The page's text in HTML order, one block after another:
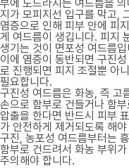
부에 도드라지는 여드름을
지가 모피지선 입구를 막고,
염증으로 인해 피부 안에 피
게 여드름이 생깁니다. 피지
생기는 것이 면포성 여드름입
이에 염증이 동반되면 구진
로 진행되면 피지 조절뿐 아
필요합니다.
구진성 여드름은 화농, 즉 고
손으로 함부로 건들거나 함
압출을 한다면 반드시 피부
가 안전하게 제거되도록 해
구진, 농포성 여드름부터는
함부로 건드려서 화농 부위
주의해야 합니다.